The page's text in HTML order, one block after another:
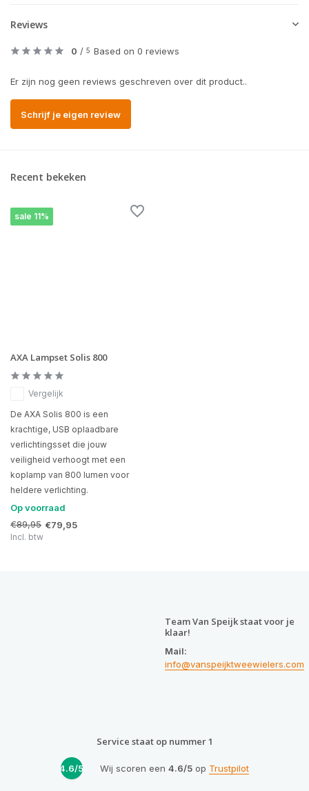
Reviews
0 / 5 Based on 0 reviews
Er zijn nog geen reviews geschreven over dit product..
Schrijf je eigen review
Recent bekeken
sale 11%
AXA Lampset Solis 800
Vergelijk
De AXA Solis 800 is een
krachtige, USB oplaadbare
verlichtingsset die jouw
veiligheid verhoogt met een
koplamp van 800 lumen voor
heldere verlichting.
Op voorraad
€89,95 €79,95
Incl. btw
Team Van Speijk staat voor je
klaar!
Mail:
info@vanspeijktweewielers.com
Service staat op nummer 1
4.6/5 Wij scoren een 4.6/5op Trustpilot